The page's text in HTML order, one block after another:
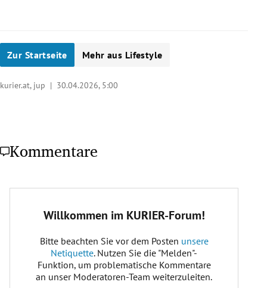
Zur Startseite Mehr aus Lifestyle
kurier.at, jup | 30.04.2026, 5:00
Kommentare